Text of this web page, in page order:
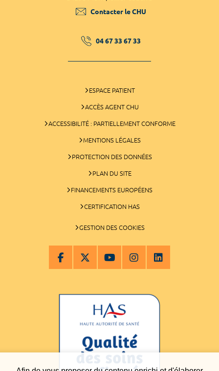
Contacter le CHU
04 67 33 67 33
ESPACE PATIENT
ACCÈS AGENT CHU
ACCESSIBILITÉ : PARTIELLEMENT CONFORME
MENTIONS LÉGALES
PROTECTION DES DONNÉES
PLAN DU SITE
FINANCEMENTS EUROPÉENS
CERTIFICATION HAS
GESTION DES COOKIES